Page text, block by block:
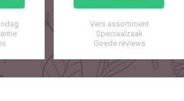
Vers assortiment
Speciaalzaak
Goede reviews